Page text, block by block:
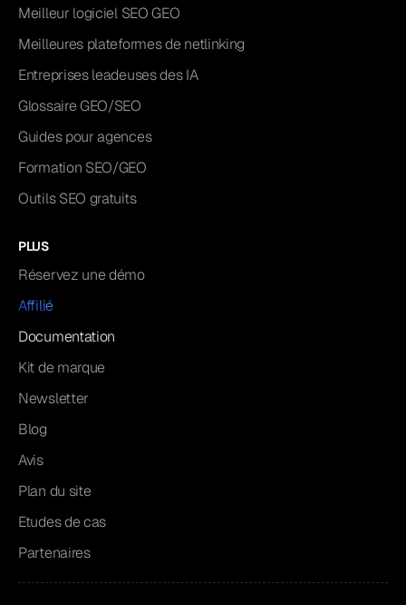
Meilleur logiciel SEO GEO
Meilleures plateformes de netlinking
Entreprises leadeuses des IA
Glossaire GEO/SEO
Guides pour agences
Formation SEO/GEO
Outils SEO gratuits
PLUS
Réservez une démo
Affilié
Documentation
Kit de marque
Newsletter
Blog
Avis
Plan du site
Etudes de cas
Partenaires